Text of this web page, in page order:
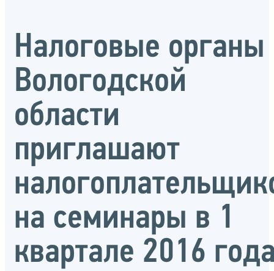
Налоговые органы
Вологодской
области
приглашают
на семинары в 1
квартале 2016